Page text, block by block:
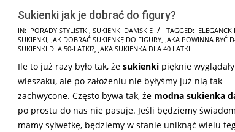
Sukienki jak je dobrać do figury?
2026-
02-
IN: PORADY STYLISTKI, SUKIENKI DAMSKIE TAGGED:
SUKIENKI, JAK DOBRAĆ SUKIENKĘ DO FIGURY, JAKA POWINNA BYĆ
SUKIENKI DLA 50-LATKI?, JAKA SUKIENKA DLA 40 LATKI
Ile to już razy było tak, że sukienki pięknie
wieszaku, ale po założeniu nie byłyśmy już nią tak
zachwycone. Często bywa tak, że modna sukienka
po prostu do nas nie pasuje. Jeśli będziemy
mamy sylwetkę, będziemy w stanie uniknąć wielu